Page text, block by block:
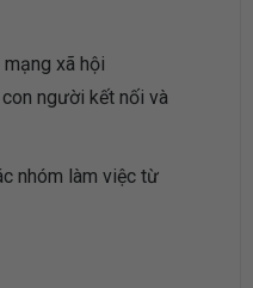
xã hội
người kết nối và
nhóm làm việc từ